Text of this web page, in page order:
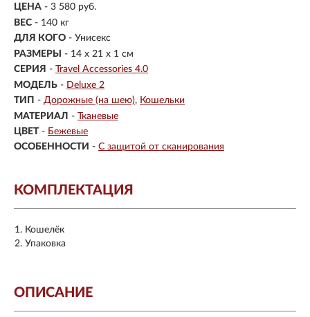
ЦЕНА - 3 580 руб.
ВЕС - 140 кг
ДЛЯ КОГО - Унисекс
РАЗМЕРЫ
- 14 x 21 x 1 см
СЕРИЯ - Travel Accessories 4.0
МОДЕЛЬ - Deluxe 2
ТИП - Дорожные (на шею)
Кошельки
МАТЕРИАЛ - Тканевые
ЦВЕТ - Бежевые
ОСОБЕННОСТИ - С защитой от сканирования
КОМПЛЕКТАЦИЯ
Кошелёк
Упаковка
ОПИСАНИЕ